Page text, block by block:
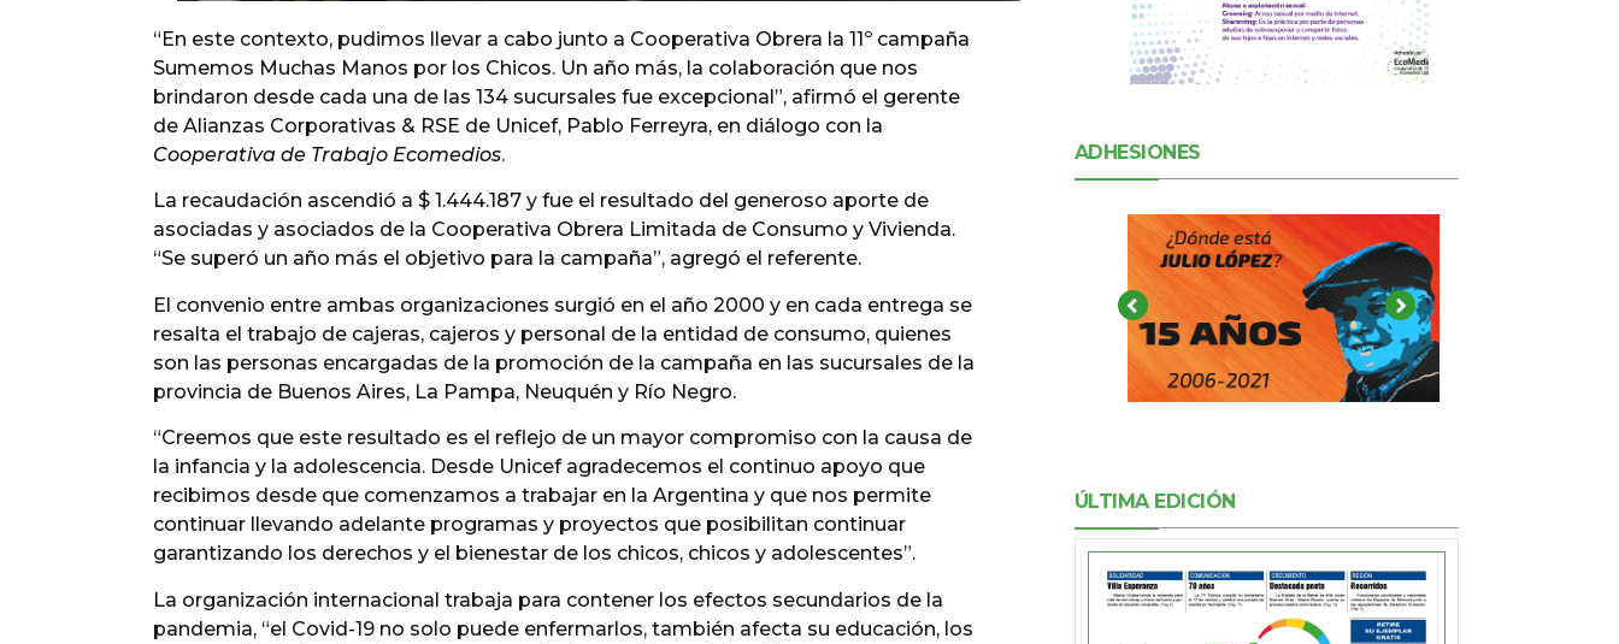
“En este contexto, pudimos llevar a cabo junto a Cooperativa Obrera la 11º campaña
Sumemos Muchas Manos por los Chicos. Un año más, la colaboración que nos
brindaron desde cada una de las 134 sucursales fue excepcional”, afirmó el gerente
de Alianzas Corporativas & RSE de Unicef, Pablo Ferreyra, en diálogo con la
Cooperativa de Trabajo Ecomedios.
La recaudación ascendió a $ 1.444.187 y fue el resultado del generoso aporte de
asociadas y asociados de la Cooperativa Obrera Limitada de Consumo y Vivienda.
“Se superó un año más el objetivo para la campaña”, agregó el referente.
El convenio entre ambas organizaciones surgió en el año 2000 y en cada entrega se
resalta el trabajo de cajeras, cajeros y personal de la entidad de consumo, quienes
son las personas encargadas de la promoción de la campaña en las sucursales de la
provincia de Buenos Aires, La Pampa, Neuquén y Río Negro.
“Creemos que este resultado es el reflejo de un mayor compromiso con la causa de
la infancia y la adolescencia. Desde Unicef agradecemos el continuo apoyo que
recibimos desde que comenzamos a trabajar en la Argentina y que nos permite
continuar llevando adelante programas y proyectos que posibilitan continuar
garantizando los derechos y el bienestar de los chicos, chicos y adolescentes”.
La organización internacional trabaja para contener los efectos secundarios de la
pandemia, “el Covid-19 no solo puede enfermarlos, también afecta su educación, los
ADHESIONES
ÚLTIMA EDICIÓN